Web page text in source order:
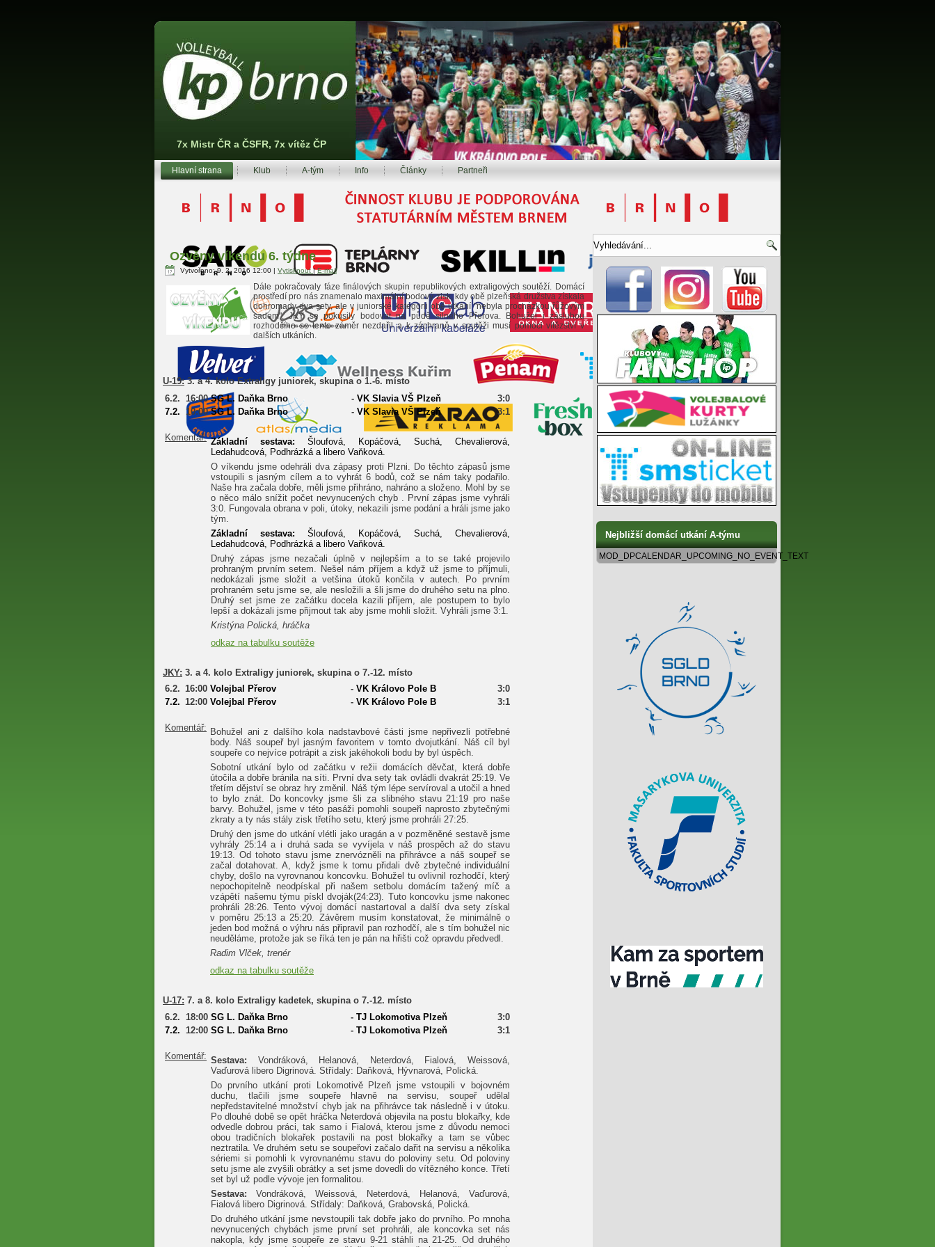
7x Mistr ČR a ČSFR, 7x vítěz ČP
Hlavní strana Klub A-tým Info Články Partneři
Ozvěny víkendu 6. týdne
Vytvořeno: 9. 2. 2016 12:00 | Vytisknout|E-mail
Dále pokračovaly fáze finálových skupin republikových extraligových soutěží. Domácí
prostředí pro nás znamenalo maximální bodový zisk, kdy obě plzeňská družstva získala
dohromady dva sety, ale v juniorské kategorii obě utkání "nebyla procházkou řůžovým
sadem". JKY se pokusily bodovat na půdě silného Přerova. Bohužel i zásluhou
rozhodčího se tento záměr nezdařil a k záchraně v soutěži musí pomoci vítězství v
dalších utkáních.
U-19:3. a 4. kolo Extraligy juniorek, skupina o 1.-6. místo
6.2. 16:00 SG L. Daňka Brno - VK Slavia VŠ Plzeň
3:0
7.2. 10:00 SG L. Daňka Brno - VK Slavia VŠ Plzeň 3:1
Komentář: Základní sestava: Šloufová, Kopáčová, Suchá, Chevalierová,
Ledahudcová, Podhrázká a libero Vaňková.
O víkendu jsme odehráli dva zápasy proti Plzni. Do těchto zápasů jsme
vstoupili s jasným cílem a to vyhrát 6 bodů, což se nám taky podařilo.
Naše hra začala dobře, měli jsme přihráno, nahráno a složeno. Mohl by se
o něco málo snížit počet nevynucených chyb . První zápas jsme vyhráli
3:0. Fungovala obrana v poli, útoky, nekazili jsme podání a hráli jsme jako
tým.
Základní sestava: Šloufová, Kopáčová, Suchá, Chevalierová,
Ledahudcová, Podhrázká a libero Vaňková.
Druhý zápas jsme nezačali úplně v nejlepším a to se také projevilo
prohraným prvním setem. Nešel nám příjem a když už jsme to příjmuli,
nedokázali jsme složit a vetšina útoků končila v autech. Po prvním
prohraném setu jsme se, ale nesložili a šli jsme do druhého setu na plno.
Druhý set jsme ze začátku docela kazili příjem, ale postupem to bylo
lepší a dokázali jsme přijmout tak aby jsme mohli složit. Vyhráli jsme 3:1.
Kristýna Polická, hráčka
odkaz na tabulku soutěže
JKY: 3. a 4. kolo Extraligy juniorek, skupina o 7.-12. místo
6.2. 16:00 Volejbal Přerov - VK Královo Pole B
3:0
7.2. 12:00 Volejbal Přerov - VK Královo Pole B 3:1
Komentář: Bohužel ani z dalšího kola nadstavbové části jsme nepřivezli potřebné
body. Náš soupeř byl jasným favoritem v tomto dvojutkání. Náš cíl byl
soupeře co nejvíce potrápit a zisk jakéhokoli bodu by byl úspěch.
Sobotní utkání bylo od začátku v režii domácích děvčat, která dobře
útočila a dobře bránila na síti. První dva sety tak ovládli dvakrát 25:19. Ve
třetím dějství se obraz hry změnil. Náš tým lépe servíroval a utočil a hned
to bylo znát. Do koncovky jsme šli za slibného stavu 21:19 pro naše
barvy. Bohužel, jsme v této pasáži pomohli soupeři naprosto zbytečnými
zkraty a ty nás stály zisk třetího setu, který jsme prohráli 27:25.
Druhý den jsme do utkání vlétli jako uragán a v pozměněné sestavě jsme
vyhrály 25:14 a i druhá sada se vyvíjela v náš prospěch až do stavu
19:13. Od tohoto stavu jsme znervózněli na přihrávce a náš soupeř se
začal dotahovat. A, když jsme k tomu přidali dvě zbytečné individuální
chyby, došlo na vyrovnanou koncovku. Bohužel tu ovlivnil rozhodčí, který
nepochopitelně neodpískal při našem setbolu domácím tažený míč a
vzápětí našemu týmu pískl dvoják(24:23). Tuto koncovku jsme nakonec
prohráli 28:26. Tento vývoj domácí nastartoval a další dva sety získal
v poměru 25:13 a 25:20. Závěrem musím konstatovat, že minimálně o
jeden bod možná o výhru nás připravil pan rozhodčí, ale s tím bohužel nic
neuděláme, protože jak se říká ten je pán na hřišti což opravdu předvedl.
Radim Vlček, trenér
odkaz na tabulku soutěže
U-17: 7. a 8. kolo Extraligy kadetek, skupina o 7.-12. místo
6.2. 18:00 SG L. Daňka Brno - TJ Lokomotiva Plzeň
3:0
7.2. 12:00 SG L. Daňka Brno - TJ Lokomotiva Plzeň 3:1
Komentář: Sestava: Vondráková, Helanová, Neterdová, Fialová, Weissová,
Vaďurová libero Digrinová. Střídaly: Daňková, Hývnarová, Polická.
Do prvního utkání proti Lokomotivě Plzeň jsme vstoupili v bojovném
duchu, tlačili jsme soupeře hlavně na servisu, soupeř udělal
nepředstavitelné množství chyb jak na přihrávce tak následně i v útoku.
Po dlouhé době se opět hráčka Neterdová objevila na postu blokařky, kde
odvedle dobrou práci, tak samo i Fialová, kterou jsme z důvodu nemoci
obou tradičních blokařek postavili na post blokařky a tam se vůbec
neztratila. Ve druhém setu se soupeřovi začalo dařit na servisu a několika
sériemi si pomohli k vyrovnanému stavu do poloviny setu. Od poloviny
setu jsme ale zvyšili obrátky a set jsme dovedli do vítězného konce. Třetí
set byl už podle vývoje jen formalitou.
Sestava: Vondráková, Weissová, Neterdová, Helanová, Vaďurová,
Fialová libero Digrinová. Střídaly: Daňková, Grabovská, Polická.
Do druhého utkání jsme nevstoupili tak dobře jako do prvního. Po mnoha
nevynucených chybách jsme první set prohráli, ale koncovka set nás
nakopla, kdy jsme soupeře ze stavu 9-21 stáhli na 21-25. Od druhého
Nejbližší domácí utkání A-týmu
MOD_DPCALENDAR_UPCOMING_NO_EVENT_TEXT